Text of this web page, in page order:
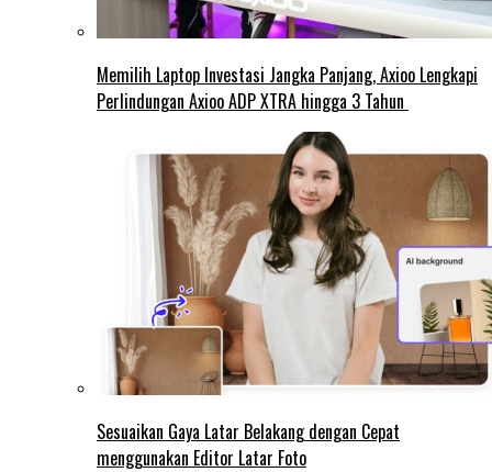
Memilih Laptop Investasi Jangka Panjang, Axioo Lengkapi
Perlindungan Axioo ADP XTRA hingga 3 Tahun
Sesuaikan Gaya Latar Belakang dengan Cepat
menggunakan Editor Latar Foto